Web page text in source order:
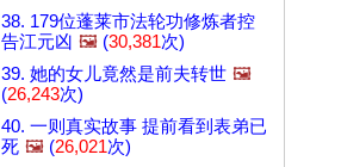
38. 179位蓬莱市法轮功修炼者控
告江元凶 🖼️ (30,381次)
39. 她的女儿竟然是前夫转世 🖼️
(26,243次)
40. 一则真实故事 提前看到表弟已
死 🖼️ (26,021次)